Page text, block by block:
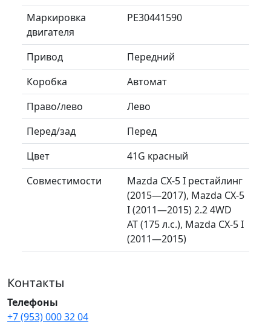
Маркировка
двигателя
PE30441590
Привод
Передний
Коробка
Автомат
Право/лево
Лево
Перед/зад
Перед
Цвет
41G красный
Совместимости
Mazda CX-5 I рестайлинг
(2015—2017), Mazda CX-5
I (2011—2015) 2.2 4WD
AT (175 л.с.), Mazda CX-5 I
(2011—2015)
Контакты
Телефоны
+7 (953) 000 32 04